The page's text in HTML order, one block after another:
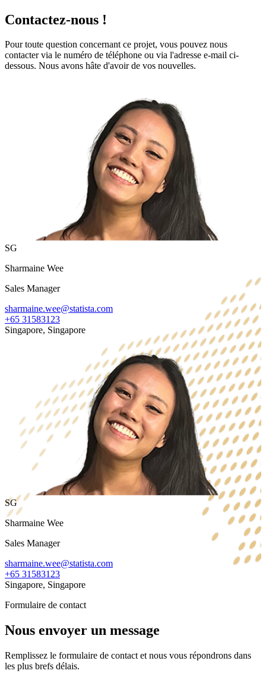
Contactez-nous !
Pour toute question concernant ce projet, vous pouvez nous
contacter via le numéro de téléphone ou via l'adresse e-mail ci-
dessous. Nous avons hâte d'avoir de vos nouvelles.
SG
Sharmaine Wee
Sales Manager
sharmaine.wee@statista.com
+65 31583123
Singapore, Singapore
SG
Sharmaine Wee
Sales Manager
sharmaine.wee@statista.com
+65 31583123
Singapore, Singapore
Formulaire de contact
Nous envoyer un message
Remplissez le formulaire de contact et nous vous répondrons dans
les plus brefs délais.